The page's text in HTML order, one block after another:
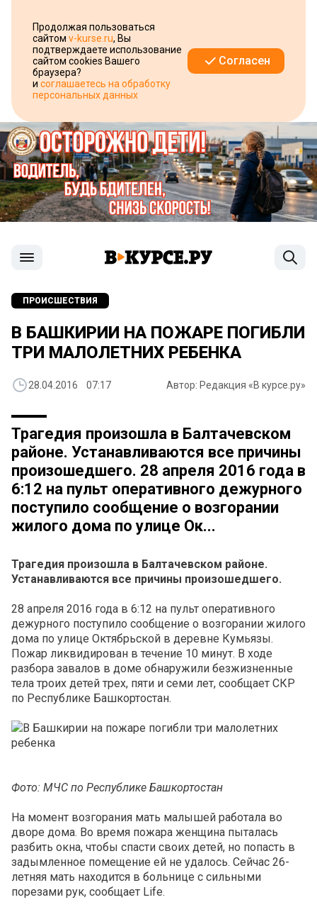
Продолжая пользоваться
сайтом v-kurse.ru, Вы
подтверждаете использование
сайтом cookies Вашего
браузера?
и соглашаетесь на обработку
персональных данных
Согласен
ПРОИСШЕСТВИЯ
В БАШКИРИИ НА ПОЖАРЕ ПОГИБЛИ
ТРИ МАЛОЛЕТНИХ РЕБЕНКА
28.04.2016 07:17 Автор: Редакция «В курсе.ру»
Трагедия произошла в Балтачевском
районе. Устанавливаются все причины
произошедшего. 28 апреля 2016 года в
6:12 на пульт оперативного дежурного
поступило сообщение о возгорании
жилого дома по улице Ок...
Трагедия произошла в Балтачевском районе.
Устанавливаются все причины произошедшего.
28 апреля 2016 года в 6:12 на пульт оперативного
дежурного поступило сообщение о возгорании жилого
дома по улице Октябрьской в деревне Кумьязы.
Пожар ликвидирован в течение 10 минут. В ходе
разбора завалов в доме обнаружили безжизненные
тела троих детей трех, пяти и семи лет, сообщает СКР
по Республике Башкортостан.
Фото: МЧС по Республике Башкортостан
На момент возгорания мать малышей работала во
дворе дома. Во время пожара женщина пыталась
разбить окна, чтобы спасти своих детей, но попасть в
задымленное помещение ей не удалось. Сейчас 26-
летняя мать находится в больнице с сильными
порезами рук, сообщает Life.